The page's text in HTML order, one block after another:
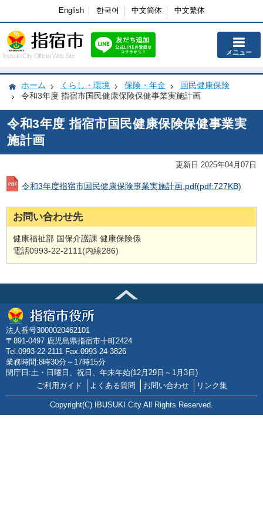
English 한국어 中文简体 中文繁体
Ibusuki City Official Web Site メニュー
ホーム くらし・環境 保険・年金
国民健康保険
令和3年度 指宿市国民健康保険保健事業実施計画
令和3年度 指宿市国民健康保険保健事業実
施計画
更新日 2025年04月07日
令和3年度指宿市国民健康保険事業実施計画.pdf(pdf:727KB)
お問い合わせ先
健康福祉部 国保介護課 健康保険係
電話0993-22-2111(内線286)
法人番号3000020462101
〒891-0497 鹿児島県指宿市十町2424
Tel.0993-22-2111 Fax.0993-24-3826
業務時間:8時30分～17時15分
閉庁日:土・日曜日、祝日、年末年始(12月29日～1月3日)
ご利用ガイド
よくある質問 お問い合わせ リンク集
Copyright(C) IBUSUKI City All Rights Reserved.